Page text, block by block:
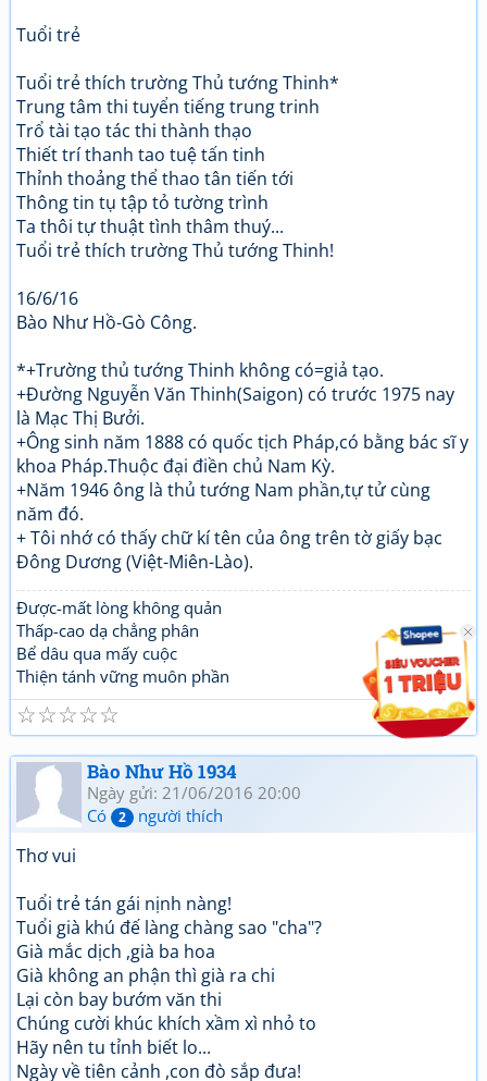
Tuổi trẻ
Tuổi trẻ thích trường Thủ tướng Thinh*
Trung tâm thi tuyển tiếng trung trinh
Trổ tài tạo tác thi thành thạo
Thiết trí thanh tao tuệ tấn tinh
Thỉnh thoảng thể thao tân tiến tới
Thông tin tụ tập tỏ tường trình
Ta thôi tự thuật tình thâm thuý...
Tuổi trẻ thích trường Thủ tướng Thinh!
16/6/16
Bào Như Hồ-Gò Công.
*+Trường thủ tướng Thinh không có=giả tạo.
+Đường Nguyễn Văn Thinh(Saigon) có trước 1975 nay
là Mạc Thị Bưởi.
+Ông sinh năm 1888 có quốc tịch Pháp,có bằng bác sĩ y
khoa Pháp.Thuộc đại điền chủ Nam Kỳ.
+Năm 1946 ông là thủ tướng Nam phần,tự tử cùng
năm đó.
+ Tôi nhớ có thấy chữ kí tên của ông trên tờ giấy bạc
Đông Dương (Việt-Miên-Lào).
Được-mất lòng không quản
Thấp-cao dạ chẳng phân
Bể dâu qua mấy cuộc
Thiện tánh vững muôn phần
☆
☆
☆
☆
☆
Bào Như Hồ 1934
Ngày gửi: 21/06/2016 20:00
Có
2 người thích
Thơ vui
Tuổi trẻ tán gái nịnh nàng!
Tuổi già khú đế làng chàng sao "cha"?
Già mắc dịch ,già ba hoa
Già không an phận thì già ra chi
Lại còn bay bướm văn thi
Chúng cười khúc khích xầm xì nhỏ to
Hãy nên tu tỉnh biết lo...
Ngày về tiên cảnh ,con đò sắp đưa!